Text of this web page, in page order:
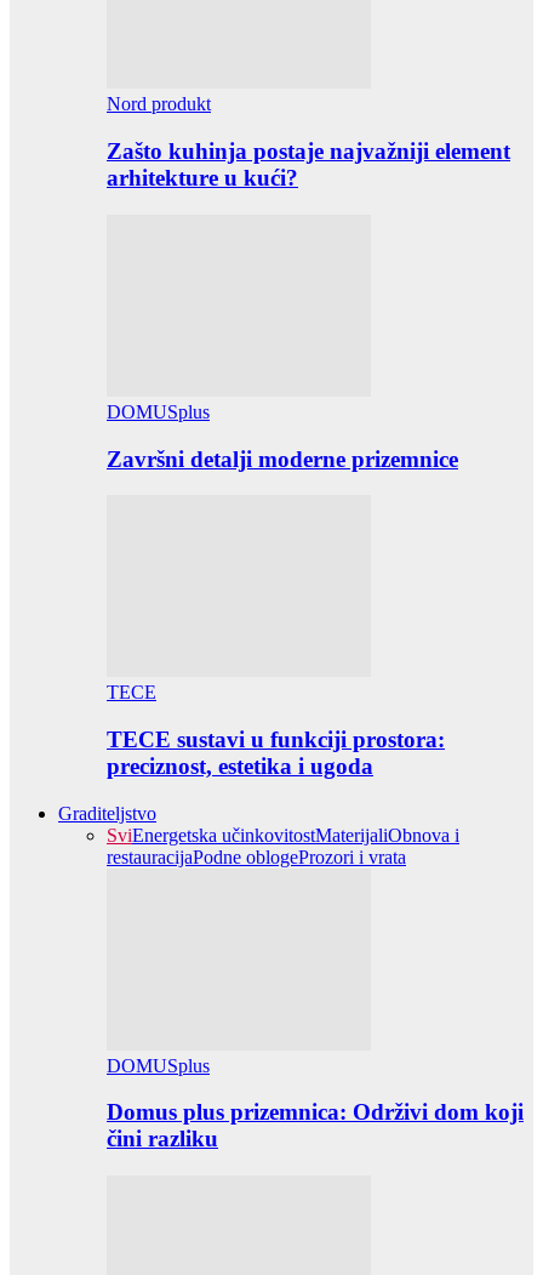
Nord produkt
Zašto kuhinja postaje najvažniji element
arhitekture u kući?
DOMUSplus
Završni detalji moderne prizemnice
TECE
TECE sustavi u funkciji prostora:
preciznost, estetika i ugoda
Graditeljstvo
SviEnergetska učinkovitostMaterijaliObnova i
restauracijaPodne oblogeProzori i vrata
DOMUSplus
Domus plus prizemnica: Održivi dom koji
čini razliku